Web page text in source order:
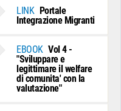
LINK Portale
Integrazione Migranti
EBOOK Vol 4 -
"Sviluppare e
legittimare il welfare
di comunita' con la
valutazione"